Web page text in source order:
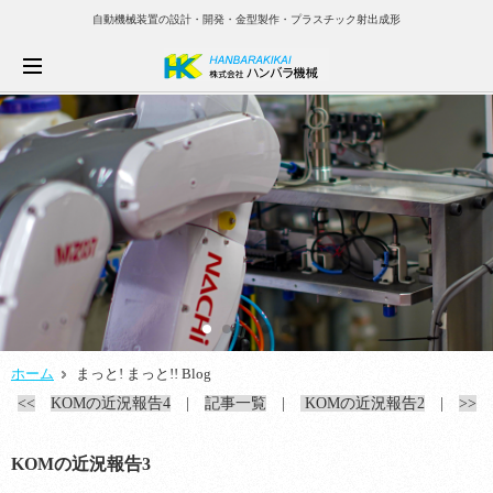
自動機械装置の設計・開発・金型製作・プラスチック射出成形
ホーム
まっと! まっと!! Blog
<<
KOMの近況報告4| 記事一覧| KOMの近況報告2| >>
KOMの近況報告3